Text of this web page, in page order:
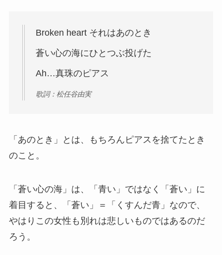
Broken heart それはあのとき
蒼い心の海にひとつぶ投げた
Ah…真珠のピアス
歌詞：松任谷由実
「あのとき」とは、もちろんピアスを捨てたとき
のこと。
「蒼い心の海」は、「青い」ではなく「蒼い」に
着目すると、「蒼い」＝「くすんだ青」なので、
やはりこの女性も別れは悲しいものではあるのだ
ろう。